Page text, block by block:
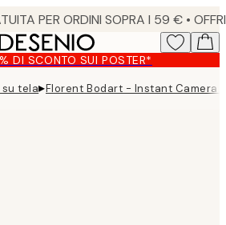
DI SCONTO SUI POSTER*
su tela▸Florent Bodart - Instant Camera